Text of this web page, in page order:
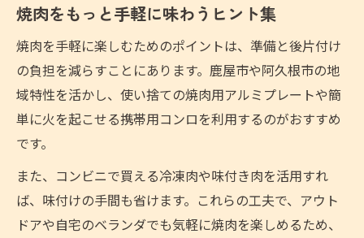
焼肉をもっと手軽に味わうヒント集
焼肉を手軽に楽しむためのポイントは、準備と後片付け
の負担を減らすことにあります。鹿屋市や阿久根市の地
域特性を活かし、使い捨ての焼肉用アルミプレートや簡
単に火を起こせる携帯用コンロを利用するのがおすすめ
です。
また、コンビニで買える冷凍肉や味付き肉を活用すれ
ば、味付けの手間も省けます。これらの工夫で、アウト
ドアや自宅のベランダでも気軽に焼肉を楽しめるため、